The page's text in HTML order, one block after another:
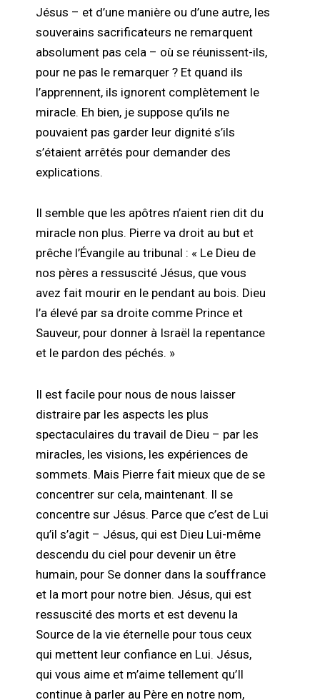
Jésus – et d’une manière ou d’une autre, les
souverains sacrificateurs ne remarquent
absolument pas cela – où se réunissent-ils,
pour ne pas le remarquer ? Et quand ils
l’apprennent, ils ignorent complètement le
miracle. Eh bien, je suppose qu’ils ne
pouvaient pas garder leur dignité s’ils
s’étaient arrêtés pour demander des
explications.
Il semble que les apôtres n’aient rien dit du
miracle non plus. Pierre va droit au but et
prêche l’Évangile au tribunal : « Le Dieu de
nos pères a ressuscité Jésus, que vous
avez fait mourir en le pendant au bois. Dieu
l’a élevé par sa droite comme Prince et
Sauveur, pour donner à Israël la repentance
et le pardon des péchés. »
Il est facile pour nous de nous laisser
distraire par les aspects les plus
spectaculaires du travail de Dieu – par les
miracles, les visions, les expériences de
sommets. Mais Pierre fait mieux que de se
concentrer sur cela, maintenant. Il se
concentre sur Jésus. Parce que c’est de Lui
qu’il s’agit – Jésus, qui est Dieu Lui-même
descendu du ciel pour devenir un être
humain, pour Se donner dans la souffrance
et la mort pour notre bien. Jésus, qui est
ressuscité des morts et est devenu la
Source de la vie éternelle pour tous ceux
qui mettent leur confiance en Lui. Jésus,
qui vous aime et m’aime tellement qu’Il
continue à parler au Père en notre nom,